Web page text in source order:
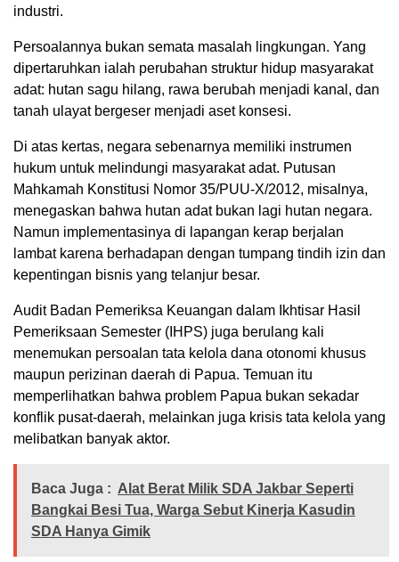
industri.
Persoalannya bukan semata masalah lingkungan. Yang
dipertaruhkan ialah perubahan struktur hidup masyarakat
adat: hutan sagu hilang, rawa berubah menjadi kanal, dan
tanah ulayat bergeser menjadi aset konsesi.
Di atas kertas, negara sebenarnya memiliki instrumen
hukum untuk melindungi masyarakat adat. Putusan
Mahkamah Konstitusi Nomor 35/PUU-X/2012, misalnya,
menegaskan bahwa hutan adat bukan lagi hutan negara.
Namun implementasinya di lapangan kerap berjalan
lambat karena berhadapan dengan tumpang tindih izin dan
kepentingan bisnis yang telanjur besar.
Audit Badan Pemeriksa Keuangan dalam Ikhtisar Hasil
Pemeriksaan Semester (IHPS) juga berulang kali
menemukan persoalan tata kelola dana otonomi khusus
maupun perizinan daerah di Papua. Temuan itu
memperlihatkan bahwa problem Papua bukan sekadar
konflik pusat-daerah, melainkan juga krisis tata kelola yang
melibatkan banyak aktor.
Baca Juga : Alat Berat Milik SDA Jakbar Seperti
Bangkai Besi Tua, Warga Sebut Kinerja Kasudin
SDA Hanya Gimik